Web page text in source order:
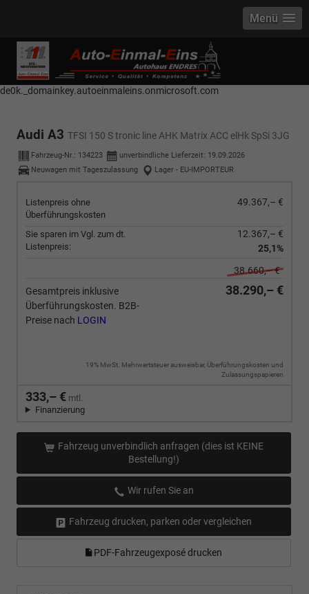
------------ Host Name : selector1._domainkey Points to address or value:
selector1-aee-de0k._domainkey.autoeinmaleins.onmicrosoft.com Host
Name : selector2._domainkey Points to address or value: selector2-aee-
de0k._domainkey.autoeinmaleins.onmicrosoft.com
Menü
Audi A3 TFSI 150 S tronic line AHK Matrix ACC elHk SpSi 3JG
Fahrzeug-Nr.: 134223 unverbindliche Lieferzeit: 19.09.2026
Neuwagen mit Tageszulassung
Lager - EU-IMPORTEUR
Listenpreis ohne
Überführungskosten
49.367,– €
Sie sparen im Vgl. zum dt.
Listenpreis:
12.367,– €
25,1%
38.660,– €
Gesamtpreis inklusive
Überführungskosten. B2B-
Preise nach LOGIN
38.290,– €
19% MwSt. Mehrwertsteuer ausweisbar, Überführungskosten und
Zulassungspapieren
333,– € mtl.
Finanzierung
Fahrzeug unverbindlich anfragen (dies ist KEINE
Bestellung!)
Wir rufen Sie an
Fahrzeug drucken, parken oder vergleichen
PDF-Fahrzeugexposé drucken